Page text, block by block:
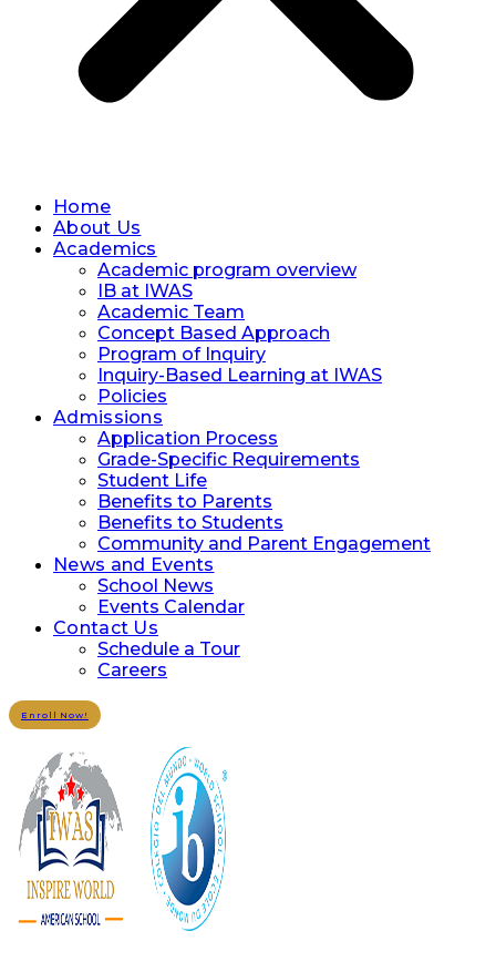
Home
About Us
Academics
Academic program overview
IB at IWAS
Academic Team
Concept Based Approach
Program of Inquiry
Inquiry-Based Learning at IWAS
Policies
Admissions
Application Process
Grade-Specific Requirements
Student Life
Benefits to Parents
Benefits to Students
Community and Parent Engagement
News and Events
School News
Events Calendar
Contact Us
Schedule a Tour
Careers
Enroll Now!